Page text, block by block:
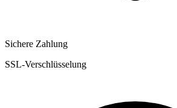
Sichere Zahlung
SSL-Verschlüsselung